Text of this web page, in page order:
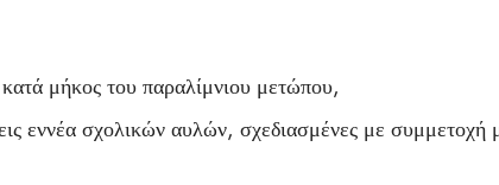
μήκος του παραλίμνιου μετώπου,
εννέα σχολικών αυλών, σχεδιασμένες με συμμετοχή